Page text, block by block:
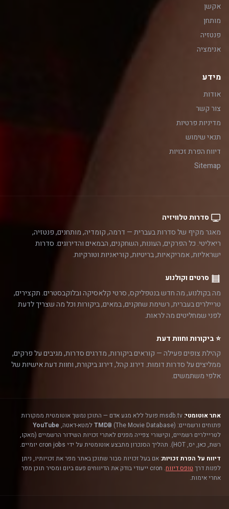
אקשן
מותחן
פנטזיה
אנימציה
מידע
אודות
צור קשר
מדיניות פרטיות
תנאי שימוש
דיווח הפרת זכויות
Sitemap
סדרות טלוויזיה
מאגר מקיף של סדרות בעברית — דרמה, קומדיה, מותחנים, פנטזיה,
ריאליטי. כל הפרקים, העונות, השחקנים, הבמאים והדירוגים. סדרות
ישראליות, אמריקאיות, בריטיות, קוריאניות וטורקיות.
סרטים וקולנוע
מה בקולנוע, מה חדש בנטפליקס, סרטי קלאסיקה ובלוקבסטרים. תקצירים,
טריילרים בעברית, רשימת שחקנים, במאים, ביקורות וכל מה שצריך לדעת
לפני שמחליטים מה לראות.
⭐ ביקורות וחוות דעת
קהילת צופים פעילה — קוראים ביקורות, מדרגים סדרות, מגיבים על פרקים,
ממליצים על סדרות דומות. דירוג קהל, דירוג ביקורת, וחוות דעת אישיות של
אלפי משתמשים.
אתר אוטומטי:
msdb.tv פועל ללא מגע אדם — התוכן נמשך אוטומטית ממקורות
פתוחים ורשמיים:
TMDB (The Movie Database) למטא-דאטה,
YouTube
לטריילרים רשמיים, וקישורי צפייה מפנים לאתרי זכויות השידור הרשמיים (מאקו,
רשת, כאן, יס, HOT). תהליך הסנכרון מתבצע אוטומטית על ידי cron jobs יומיים.
דיווח על הפרת זכויות: אם בעל זכויות סבור שתוכן באתר מפר את זכויותיו, ניתן
לפנות דרך טופס דיווח
. cron ייעודי בודק את הדיווחים פעם ביום ומסיר תוכן מפר
אחרי אימות.